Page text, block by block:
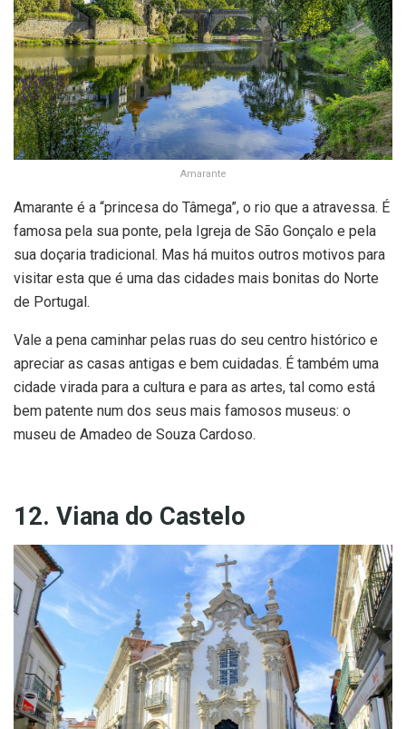
Amarante
Amarante é a “princesa do Tâmega”, o rio que a atravessa. É
famosa pela sua ponte, pela Igreja de São Gonçalo e pela
sua doçaria tradicional. Mas há muitos outros motivos para
visitar esta que é uma das cidades mais bonitas do Norte
de Portugal.
Vale a pena caminhar pelas ruas do seu centro histórico e
apreciar as casas antigas e bem cuidadas. É também uma
cidade virada para a cultura e para as artes, tal como está
bem patente num dos seus mais famosos museus: o
museu de Amadeo de Souza Cardoso.
12. Viana do Castelo